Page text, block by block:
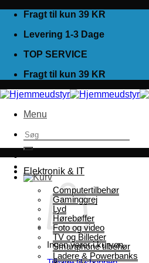
Fortsæt
indhold
Fragt til kun 39 KR
Levering 1-3 Dage
TOP SERVICE
Fragt til kun 39 KR
Menu
Søg
Ingen varer i kurven.
Elektronik & IT
Computertilbehør
Gaminggrej
Lyd
Hørebøffer
Foto og video
TV og Billeder
Smartphone tilbehør
Ladere & Powerbanks